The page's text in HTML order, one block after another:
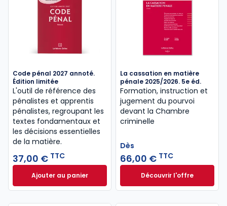
Code pénal 2027 annoté.
Édition limitée
L'outil de référence des
pénalistes et apprentis
pénalistes, regroupant les
textes fondamentaux et
les décisions essentielles
de la matière.
37,00 € TTC
Ajouter au panierCode pénal 2027 annoté. Édition limitée à 37,00 €
La cassation en matière
pénale 2025/2026. 5e éd.
Formation, instruction et
jugement du pourvoi
devant la Chambre
criminelle
Dès
66,00 € TTC
Découvrir l'offreLa cassation en
Dès